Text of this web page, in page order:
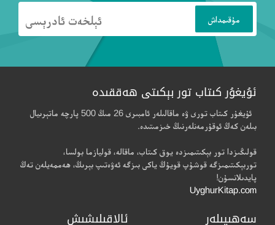
ئۇيغۇر كىتاب تور بېكىتى ھەققىدە
ئۇيغۇر كىتاب تورى ۋە ماقالىلەر ئامبىرى 26 مىڭ 500 پارچە ماتېرىيال
بىلەن كەڭ ئوقۇرمەنلەرنىڭ خىزمىتىدە.
قولىڭىزدا تور بېكىتىمىزدە يوق كىتاب، ماقالە، قوليازما بولسا،
توربېكىتىمىزگە قوشۇپ قويۇڭ ياكى بىزگە ئەۋەتىپ بېرىڭ، ھەممەيلەن تەڭ
پايدىلانسۇن!
UyghurKitap.com
سەھىپىلەر ئالاقىلىشىش